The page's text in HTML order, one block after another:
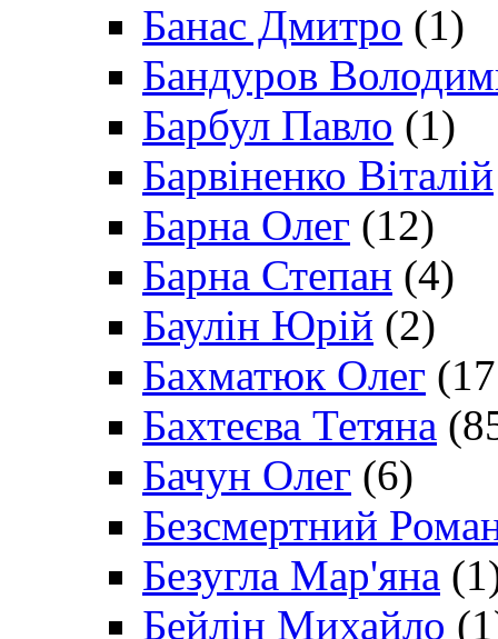
Банас Дмитро (1)
Бандуров
Барбул Павло (1)
Барвіненко Віталій
Барна Олег (12)
Барна Степан (4)
Баулін Юрій (2)
Бахматюк Олег
Бахтеєва Тетяна
Бачун Олег (6)
Безсмертний
Безугла Мар'яна
Бейлін Михайло